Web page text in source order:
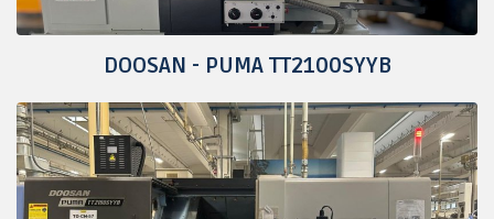
DOOSAN - PUMA TT2100SYYB